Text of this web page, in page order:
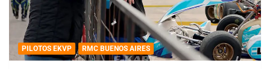
PILOTOS EKVP RMC BUENOS AIRES